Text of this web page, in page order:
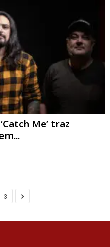
Me’ traz
3